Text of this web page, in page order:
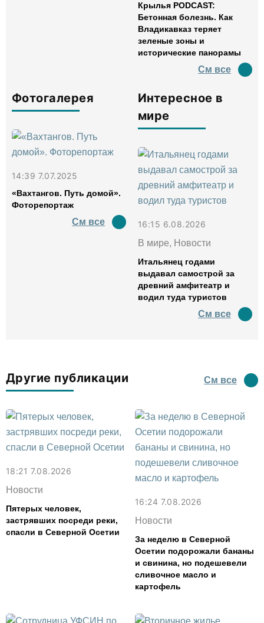
Крылья PODCAST:
Бетонная болезнь. Как
Владикавказ теряет
зеленые зоны и
исторические панорамы
См все
Фотогалерея
14:39 7.07.2025
«Вахтангов. Путь домой».
Фоторепортаж
См все
Интересное в
мире
16:15 6.08.2026
В мире, Новости
Итальянец годами
выдавал самострой за
древний амфитеатр и
водил туда туристов
См все
Другие публикации См все
18:21 7.08.2026
Новости
Пятерых человек,
застрявших посреди реки,
спасли в Северной Осетии
16:24 7.08.2026
Новости
За неделю в Северной
Осетии подорожали бананы
и свинина, но подешевели
сливочное масло и
картофель